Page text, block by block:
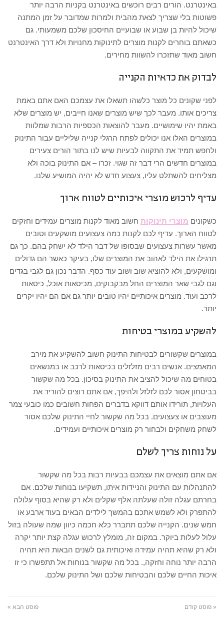
באינטרנט. הורים רבים רוכשים באינטרנט בקניות הרבה יותר
פשוטות בלי שצריך לצאת מהבית ולמרות שמדובר על זמן המתנה
שיכול להיות בן שבוע או שבועיים החיסכון שלכם משמעותי. גם
כשאתם בוחרים לקנות מוצרים לתינוקות מחנויות ולא דרך האינטרנט
חשוב מאוד שתזכרו להשוות מחירים.
לבדוק את כדאיות הקנייה
לפני שקונים כל מוצר כלשהו תשאלו את עצמכם האם אתם באמת
צריכים אותו. מעבר לכך שיש מוצרים שאנו חייבים, יש מוצרים שלא
באמת יהיו שימושיים. מעבר להוצאות הכספיות הרבות שמלוות
במוצרים האלו אנו יכולים לפתח הרגלי קנייה שליליים עבור התינוק
ולחפש תמיד את התקווה לבעיות שיש לנו בתור הורים צעירים
במוצרים חדשים הרי דבר זה שגוי. זכרו – אם התינוק בוכה ולא
מצליחים להשתלט עליו, צעצוע חדש לא יהיה המושיע שלנו.
עדיף לרכוש מוצרי איכותיים לטווח ארוך
כשקונים מוצרי תינוקות חשוב מאוד לקנות מוצרים עמידים וחזקים
לטווח הארוך. עדיף לכם לקנות כמה צעצועים מושקעים וטובים
מאשר עשרות צעצועים שבסופו של דבר הילד לא ישחק בהם. כך גם
תרגילו את הילד לאהוב את המוצרים שלו, בעיקר כאשר הם גדולים
ומושקעים, ולא להוציא שוב ושוב עוד כסף. הדבר נכון גם לגבי בגדים
וגם לגבי שאר המוצרים החל מבקבוקים, מכיסאות אוכל, כיסאות
לרכב ועוד. מוצרים איכותיים יהיו טובים יותר גם אם הם יהיו יקרים
יותר.
להשקיע במוצרי בטיחות
במוצרים שקשורים לבטיחות התינוק חשוב להשקיע את מירב
המאמצים. אנשים רבים מזלזלים בכיסאות לרכב או במנשאים
בטוחים מה שיכול להציב את התינוק בסיכון. בכל מה שקשור
בביטחון אסור לכם לזלזל ולהיפך, אם אתם רוצים להוריד את
העלויות, תורידו אותם דווקא בדברים הפחות חשובים כמו כובעי צמר
מעוצבים או צעצועים. בכל מה שקשור לחיי התינוק שלכם אסור
לשחק משחקים ולבחור רק מוצרים איכותיים ועמידים.
על נוחות צריך לשלם
אם אתם מוצאים את עצמכם בבעיות רבות בכל מה שקשור
להתנהלות עם התינוק והניידות איתו, תשקיעו בנוחות שלכם. אם
בחרתם עגלה זולה שעלתה אלף שקלים ולא רק שהיא בסוף עלולה
להתפרק ולא לשמש אתכם בהמשך לילדים הבאים בעוד ארבע או
חמש שנים. הקנייה שלכם תתברר כלא חכמה כיוון שמה שעולה בזול
עלול לעלות ביוקר. במקום זה, מומלץ לרכוש עגלה קצת יותר יקרה
ולא רק שהיא תהיה עמידה ואיכותית גם לשנים הבאות היא תהיה
הרבה יותר נוחה וחזקה,. בכל מה שקשור בנוחות אל תתפשרו כי זו
איכות החיים שלכם והבטיחות שלכם ושל התינוק שלכם.
« פוסט קודם פוסט הבא »